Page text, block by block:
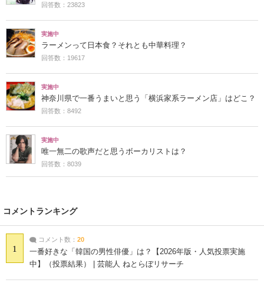
回答数：23823
実施中
ラーメンって日本食？それとも中華料理？
回答数：19617
実施中
神奈川県で一番うまいと思う「横浜家系ラーメン店」はどこ？
回答数：8492
実施中
唯一無二の歌声だと思うボーカリストは？
回答数：8039
コメントランキング
1
コメント数： 20
一番好きな「韓国の男性俳優」は？【2026年版・人気投票実施
中】（投票結果） | 芸能人 ねとらぼリサーチ